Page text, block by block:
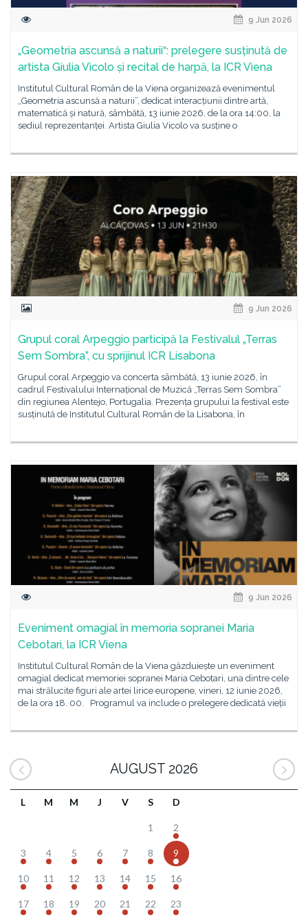
9 Jun 2026
„Geometria ascunsă a naturii“: prelegere susținută de
artista Giulia Vicolo și recital de harpă, la ICR Viena
Institutul Cultural Român de la Viena organizează evenimentul
„Geometria ascunsă a naturii”, dedicat interacțiunii dintre artă,
matematică și natură, sâmbătă, 13 iunie 2026, de la ora 14:00, la
sediul reprezentanței. Artista Giulia Vicolo va susține o
9 Jun 2026
Grupul coral Arpeggio participă la Festivalul „Terras
Sem Sombra”, cu sprijinul ICR Lisabona
Grupul coral Arpeggio va concerta sâmbătă, 13 iunie 2026, în
cadrul Festivalului Internațional de Muzică „Terras Sem Sombra”
din regiunea Alentejo, Portugalia. Prezența grupului la festival este
susținută de Institutul Cultural Român de la Lisabona, în
9 Jun 2026
Eveniment omagial în memoria sopranei Maria
Cebotari, la ICR Viena
Institutul Cultural Român de la Viena găzduiește un eveniment
omagial dedicat memoriei sopranei Maria Cebotari, una dintre cele
mai strălucite figuri ale artei lirice europene, vineri, 12 iunie 2026,
de la ora 18. 00. Programul va include o prelegere dedicată vieții
AUGUST 2026
L M M J V S D
1 2
3 4 5 6 7 8 9
10 11 12 13 14 15 16
17 18 19 20 21 22 23